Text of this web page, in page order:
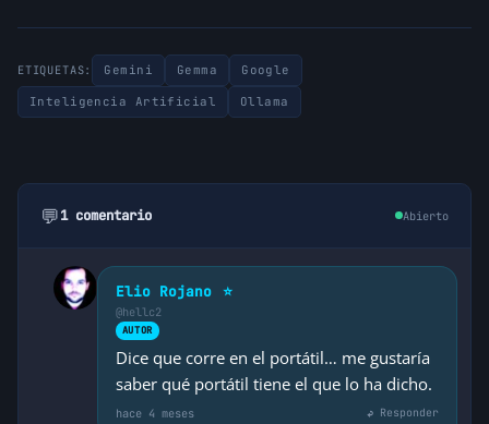
ETIQUETAS: Gemini Gemma Google
Inteligencia Artificial Ollama
💬1 comentario Abierto
Elio Rojano ⭐
@hellc2
AUTOR
Dice que corre en el portátil… me gustaría
saber qué portátil tiene el que lo ha dicho.
hace 4 meses ↩ Responder